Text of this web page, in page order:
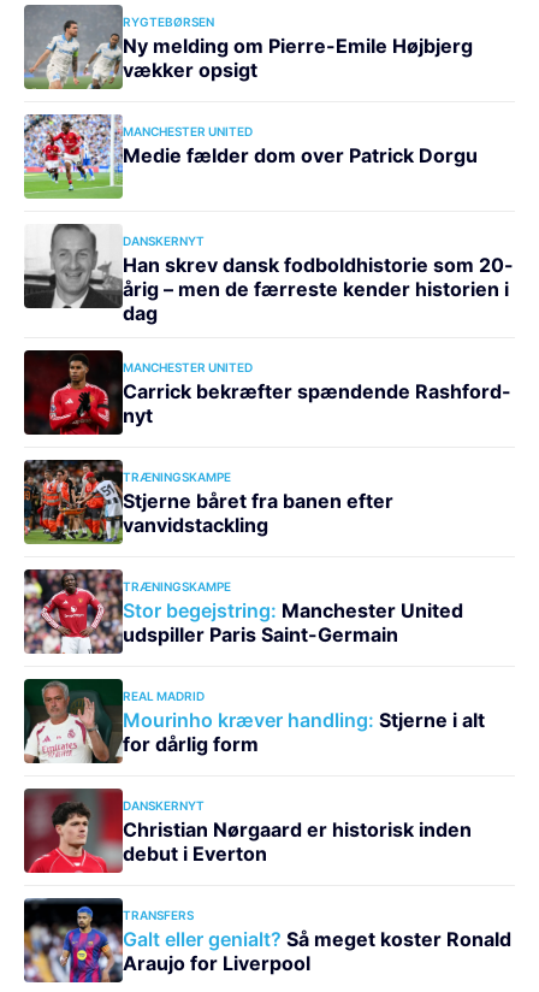
RYGTEBØRSEN
Ny melding om Pierre-Emile Højbjerg
vækker opsigt
MANCHESTER UNITED
Medie fælder dom over Patrick Dorgu
DANSKERNYT
Han skrev dansk fodboldhistorie som 20-
årig – men de færreste kender historien i
dag
MANCHESTER UNITED
Carrick bekræfter spændende Rashford-
nyt
TRÆNINGSKAMPE
Stjerne båret fra banen efter
vanvidstackling
TRÆNINGSKAMPE
Stor begejstring: Manchester United
udspiller Paris Saint-Germain
REAL MADRID
Mourinho kræver handling: Stjerne i alt
for dårlig form
DANSKERNYT
Christian Nørgaard er historisk inden
debut i Everton
TRANSFERS
Galt eller genialt? Så meget koster Ronald
Araujo for Liverpool